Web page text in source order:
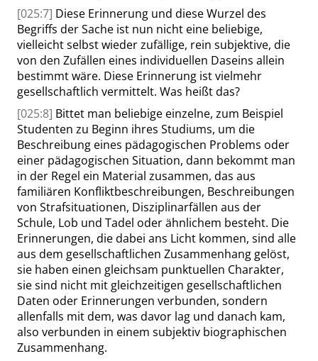
[025:7] Diese Erinnerung und diese Wurzel des
Begriffs der Sache ist nun nicht eine beliebige,
vielleicht selbst wieder zufällige, rein subjektive, die
von den Zufällen eines individuellen Daseins allein
bestimmt wäre. Diese Erinnerung ist vielmehr
gesellschaftlich vermittelt. Was heißt das?
[025:8] Bittet man beliebige einzelne, zum Beispiel
Studenten zu Beginn ihres Studiums, um die
Beschreibung eines pädagogischen Problems oder
einer pädagogischen Situation, dann bekommt man
in der Regel ein Material zusammen, das aus
familiären Konfliktbeschreibungen, Beschreibungen
von Strafsituationen, Disziplinarfällen aus der
Schule, Lob und Tadel oder ähnlichem besteht. Die
Erinnerungen, die dabei ans Licht kommen, sind alle
aus dem gesellschaftlichen Zusammenhang gelöst,
sie haben einen gleichsam punktuellen Charakter,
sie sind nicht mit gleichzeitigen gesellschaftlichen
Daten oder Erinnerungen verbunden, sondern
allenfalls mit dem, was davor lag und danach kam,
also verbunden in einem subjektiv biographischen
Zusammenhang.